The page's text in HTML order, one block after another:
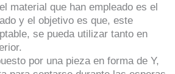
material que han empleado es el
y el objetivo es que, este
se pueda utilizar tanto en
por una pieza en forma de Y,